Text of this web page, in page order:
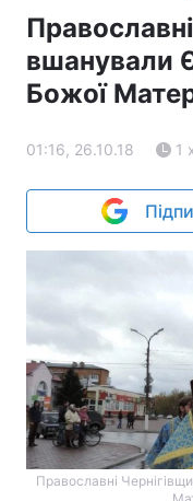
вшанували
Божої
01:16, 26.10.18 1
Православні